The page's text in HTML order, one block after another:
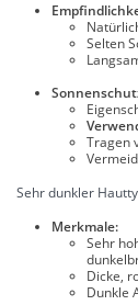
Selten
Tragen
Sehr dunkler
Merkmale:
Sehr
Dicke,
Dunkle